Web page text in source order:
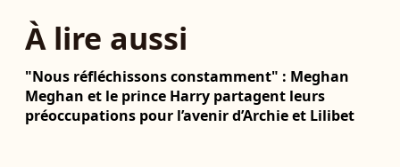
À lire aussi
"Nous réfléchissons constamment" : Meghan
Meghan et le prince Harry partagent leurs
préoccupations pour l’avenir d’Archie et Lilibet